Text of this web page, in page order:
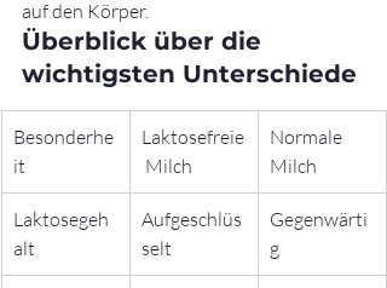
auf den Körper.
Überblick über die
wichtigsten Unterschiede
Besonderhe
it
Laktosefreie
Milch
Normale
Milch
Laktosegeh
alt
Aufgeschlüs
selt
Gegenwärti
g